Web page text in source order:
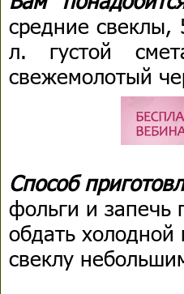
средние свеклы,
л. густой
свежемолотый
Способ
фольги и запечь
обдать холодной
свеклу